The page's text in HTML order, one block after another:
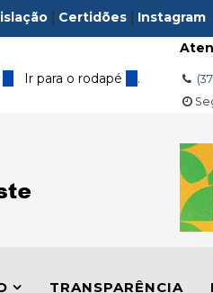
| Certidões | Instagram
3 Ir para o rodapé 4 .
TRANSPARÊNCIA